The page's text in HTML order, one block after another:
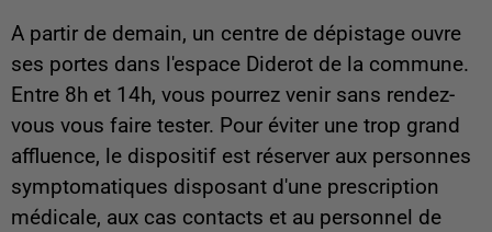
A partir de demain, un centre de dépistage ouvre
ses portes dans l'espace Diderot de la commune.
Entre 8h et 14h, vous pourrez venir sans rendez-
vous vous faire tester. Pour éviter une trop grand
affluence, le dispositif est réserver aux personnes
symptomatiques disposant d'une prescription
médicale, aux cas contacts et au personnel de